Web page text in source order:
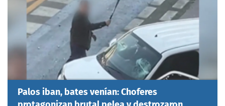
Palos iban, bates venían: Choferes